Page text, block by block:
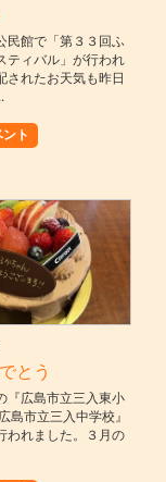
民館で「第３３回ふ
ティバル」が行われ
されたお天気も昨日
ト
とう
『広島市立三入東小
島市立三入中学校』
われました。３月の